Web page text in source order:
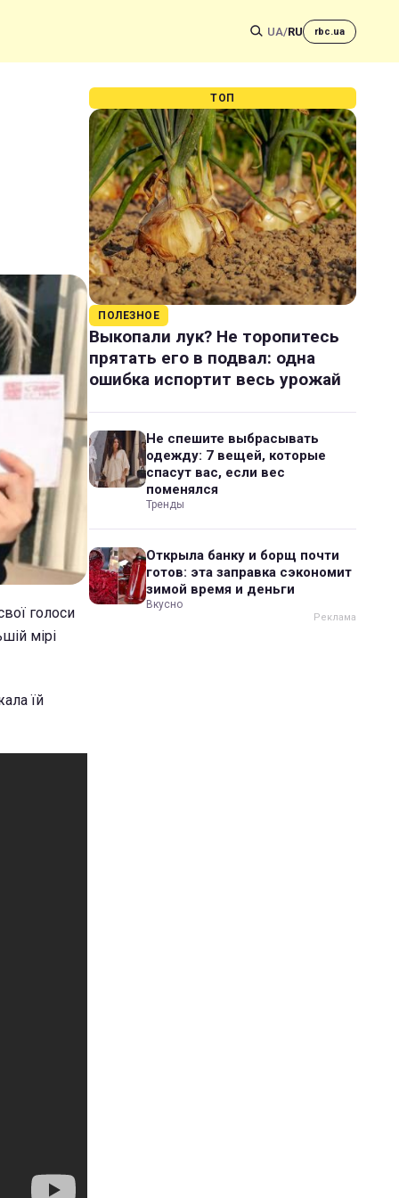
UA/RU rbc.ua
голоси
мірі
їй
ТОП
ПОЛЕЗНОЕ
Выкопали лук? Не торопитесь
прятать его в подвал: одна
ошибка испортит весь урожай
Не спешите выбрасывать
одежду: 7 вещей, которые
спасут вас, если вес
поменялся
Тренды
Открыла банку и борщ почти
готов: эта заправка сэкономит
зимой время и деньги
Вкусно